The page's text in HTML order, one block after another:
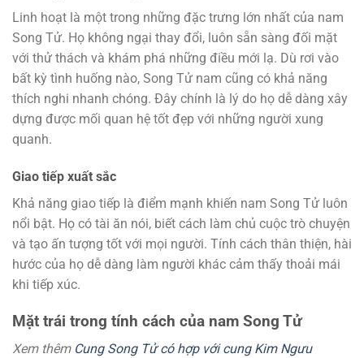
Linh hoạt là một trong những đặc trưng lớn nhất của nam
Song Tử. Họ không ngại thay đổi, luôn sẵn sàng đối mặt
với thử thách và khám phá những điều mới lạ. Dù rơi vào
bất kỳ tình huống nào, Song Tử nam cũng có khả năng
thích nghi nhanh chóng. Đây chính là lý do họ dễ dàng xây
dựng được mối quan hệ tốt đẹp với những người xung
quanh.
Giao tiếp xuất sắc
Khả năng giao tiếp là điểm mạnh khiến nam Song Tử luôn
nổi bật. Họ có tài ăn nói, biết cách làm chủ cuộc trò chuyện
và tạo ấn tượng tốt với mọi người. Tính cách thân thiện, hài
hước của họ dễ dàng làm người khác cảm thấy thoải mái
khi tiếp xúc.
Mặt trái trong tính cách của nam Song Tử
Xem thêm Cung Song Tử có hợp với cung Kim Ngưu